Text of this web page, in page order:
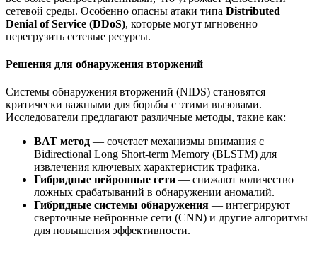
сетевой среды. Особенно опасны атаки типа Distributed
Denial of Service (DDoS), которые могут мгновенно
перегрузить сетевые ресурсы.
Решения для обнаружения вторжений
Системы обнаружения вторжений (NIDS) становятся
критически важными для борьбы с этими вызовами.
Исследователи предлагают различные методы, такие как:
BAT метод — сочетает механизмы внимания с
Bidirectional Long Short-term Memory (BLSTM) для
извлечения ключевых характеристик трафика.
Гибридные нейронные сети — снижают количество
ложных срабатываний в обнаружении аномалий.
Гибридные системы обнаружения — интегрируют
сверточные нейронные сети (CNN) и другие алгоритмы
для повышения эффективности.